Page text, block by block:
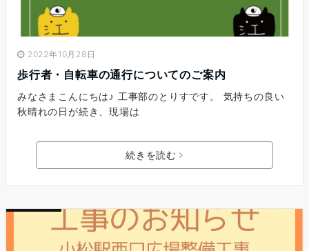
2022年10月28日
歩行者・自転車の通行についてのご案内
みなさまこんにちは♪ 工事部のとりすです。 気持ちの良い
秋晴れの日が続き、現場は
続きを読む